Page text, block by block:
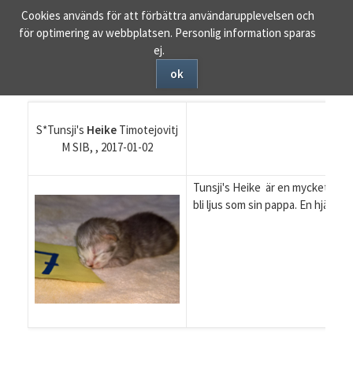
Ta
bort
S*Tunsji's Heike Timotejovitj
M SIB, , 2017-01-02
Tunsji's Heike är en mycket
bli ljus som sin pappa. En
Cookies används för att förbättra användarupplevelsen och
för optimering av webbplatsen. Personlig information sparas
ej.
ok